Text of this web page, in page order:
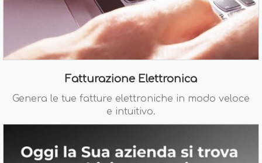
Fatturazione Elettronica
Genera le tue fatture elettroniche in modo veloce
e intuitivo.